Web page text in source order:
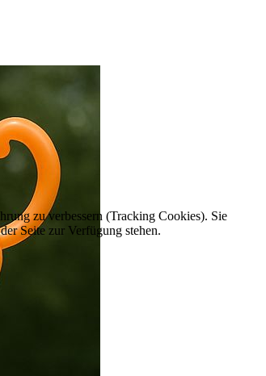
zu verbessern (Tracking Cookies). Sie
Seite zur Verfügung stehen.